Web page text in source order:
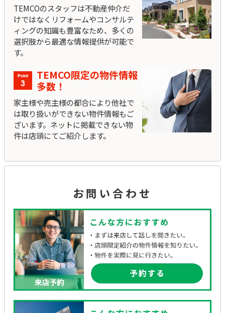
TEMCOのスタッフは不動産仲介だ
けではなくリフォームやコンサルテ
ィングの知識も豊富なため、多くの
選択肢から最適な情報提供が可能で
す。
TEMCO限定の物件情報
多数！
家主様や売主様の都合により他社で
は取り扱いができない物件情報もご
ざいます。ネットに掲載できない物
件は店頭にてご紹介します。
お問い合わせ